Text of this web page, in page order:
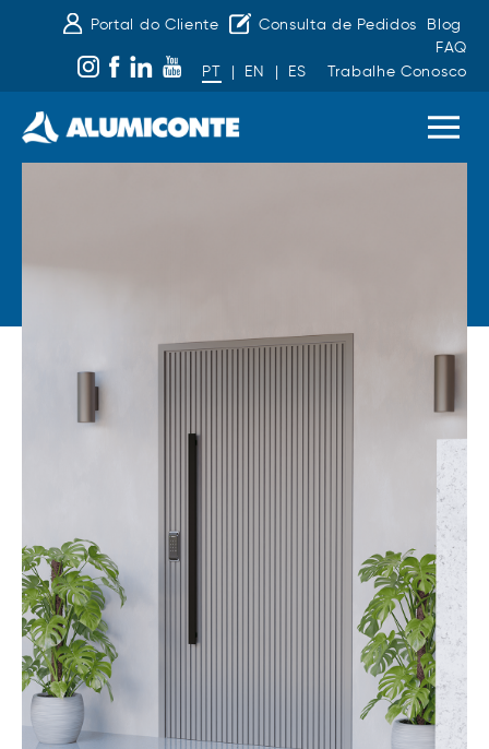
Portal do Cliente Consulta de Pedidos
Blog
FAQ
PT
| EN | ES Trabalhe Conosco